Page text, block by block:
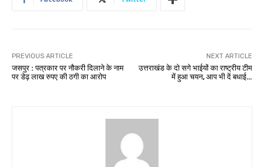
PREVIOUS ARTICLE
जसपुर : पत्रकार पर नौकरी दिलाने के नाम
पर डेढ़ लाख रुपए की ठगी का आरोप
NEXT ARTICLE
उत्तराखंड के दो सगे भाईयों का राष्ट्रीय टीम
में हुआ चयन, आप भी दें बधाई…